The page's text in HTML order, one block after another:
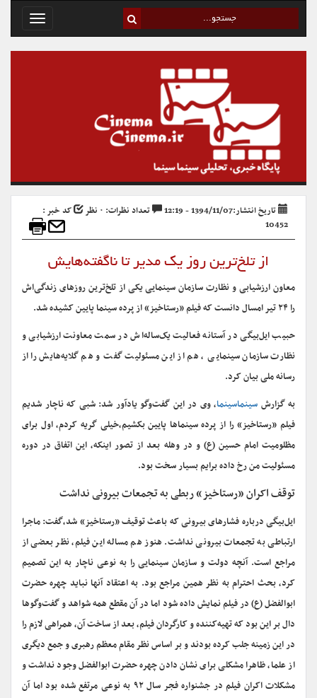
Toggle
تاریخ انتشار:1394/11/07 - 12:19 تعداد نظرات: ۰ نظر
کد خبر :
10452
از تلخ‌ترین روز یک مدیر تا ناگفته‌هایش
معاون ارزشیابی و نظارت سازمان سینمایی یکی از تلخ‌ترین روزهای زندگی‌اش
را ۲۴ تیر امسال دانست که فیلم «رستاخیز» از پرده سینما پایین کشیده شد.
حبیب ایل‌بیگی در آستانه فعالیت یک‌ساله‌اش در سمت معاونت ارزشیابی و
نظارت سازمان سینمایی ، هم از این مسئولیت گفت و هم گلایه‌هایش را از
رسانه ملی بیان کرد.
به گزارش سینماسینما، وی در این گفت‌وگو یادآور شد: شبی که ناچار شدیم
فیلم «رستاخیز» را از پرده سینماها پایین بکشیم،خیلی گریه کردم، اول برای
مظلومیت امام حسین (ع) و در وهله بعد از تصور اینکه، این اتفاق در دوره
مسئولیت من رخ داده برایم بسیار سخت بود.
توقف اکران «رستاخیز» ربطی به تجمعات بیرونی نداشت
ایل‌بیگی درباره فشارهای بیرونی که باعث توقیف «رستاخیز» شد‌،گفت: ماجرا
ارتباطی به تجمعات بیرونی نداشت. هنوز هم مساله این فیلم، نظر بعضی از
مراجع است. آنچه دولت و سازمان سینمایی را به نوعی ناچار به این تصمیم
کرد، بحث احترام به نظر همین مراجع بود. به اعتقاد آنها نباید چهره حضرت
ابوالفضل (ع) در فیلم نمایش داده شود اما در آن مقطع همه شواهد و گفت‌وگوها
دال بر این بود که تهیه‌کننده و کارگردان فیلم، بعد از ساخت آن، همراهی لازم را
در این زمینه جلب کرده بودند و بر اساس نظر مقام معظم رهبری و جمع دیگری
از علما، ظاهرا مشکلی برای نشان دادن چهره حضرت ابوالفضل وجود نداشت و
مشکلات اکران فیلم در جشنواره فجر سال ۹۲ به نوعی مرتفع شده بود اما آن